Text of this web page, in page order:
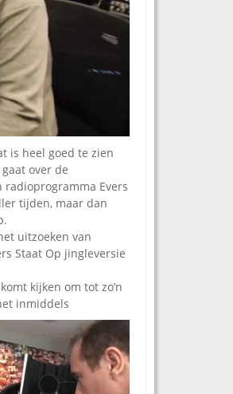
is heel goed te zien
over de
Evers
tijden, maar dan
uitzoeken van
Staat Op jingleversie
kijken om tot zo’n
inmiddels